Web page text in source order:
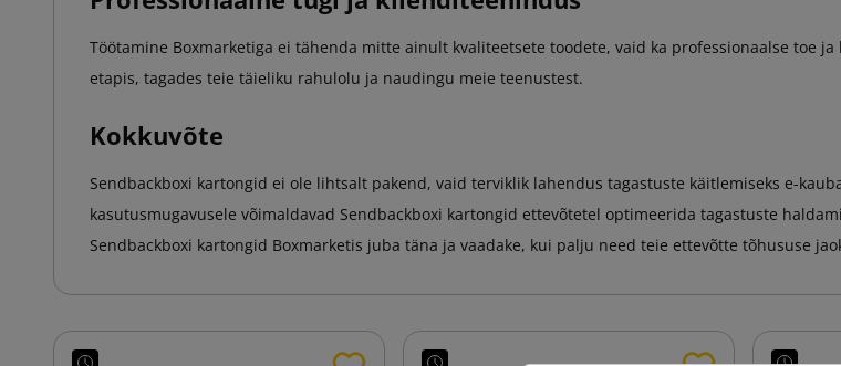
Töötamine Boxmarketiga ei tähenda mitte ainult kvaliteetsete toodete, vaid ka professionaalse toe
etapis, tagades teie täieliku rahulolu ja naudingu meie teenustest.
Kokkuvõte
Sendbackboxi kartongid ei ole lihtsalt pakend, vaid terviklik lahendus tagastuste käitlemiseks e-
kasutusmugavusele võimaldavad Sendbackboxi kartongid ettevõtetel optimeerida tagastuste
Sendbackboxi kartongid Boxmarketis juba täna ja vaadake, kui palju need teie ettevõtte tõhususe